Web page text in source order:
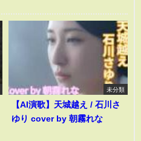
未分類
【AI演歌】天城越え / 石川さ
ゆり cover by 朝霧れな